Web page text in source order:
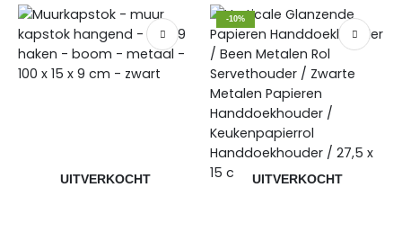
UITVERKOCHT
-10%
UITVERKOCHT